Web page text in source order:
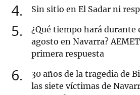
4 Sin sitio en El Sadar ni
5
¿Qué tiempo hará durante
agosto en Navarra?
primera respuesta
6
30 años de la tragedia de
las siete víctimas de